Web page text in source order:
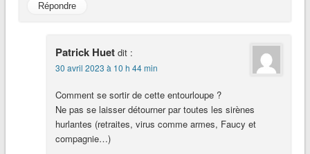
Répondre
Patrick Huet dit :
30 avril 2023 à 10 h 44 min
Comment se sortir de cette entourloupe ?
Ne pas se laisser détourner par toutes les sirènes
hurlantes (retraites, virus comme armes, Faucy et
compagnie…)